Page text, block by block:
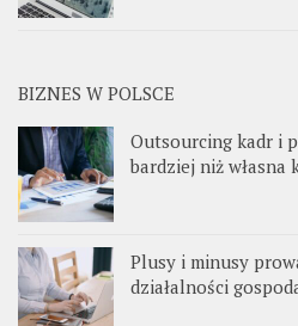
BIZNES W POLSCE
Outsourcing kadr i
bardziej niż własna
Plusy i minusy
działalności